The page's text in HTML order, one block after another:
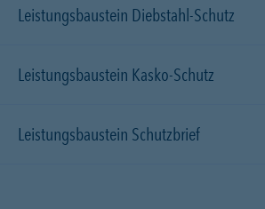
Leistungsbaustein Diebstahl-Schutz
Leistungsbaustein Kasko-Schutz
Leistungsbaustein Schutzbrief